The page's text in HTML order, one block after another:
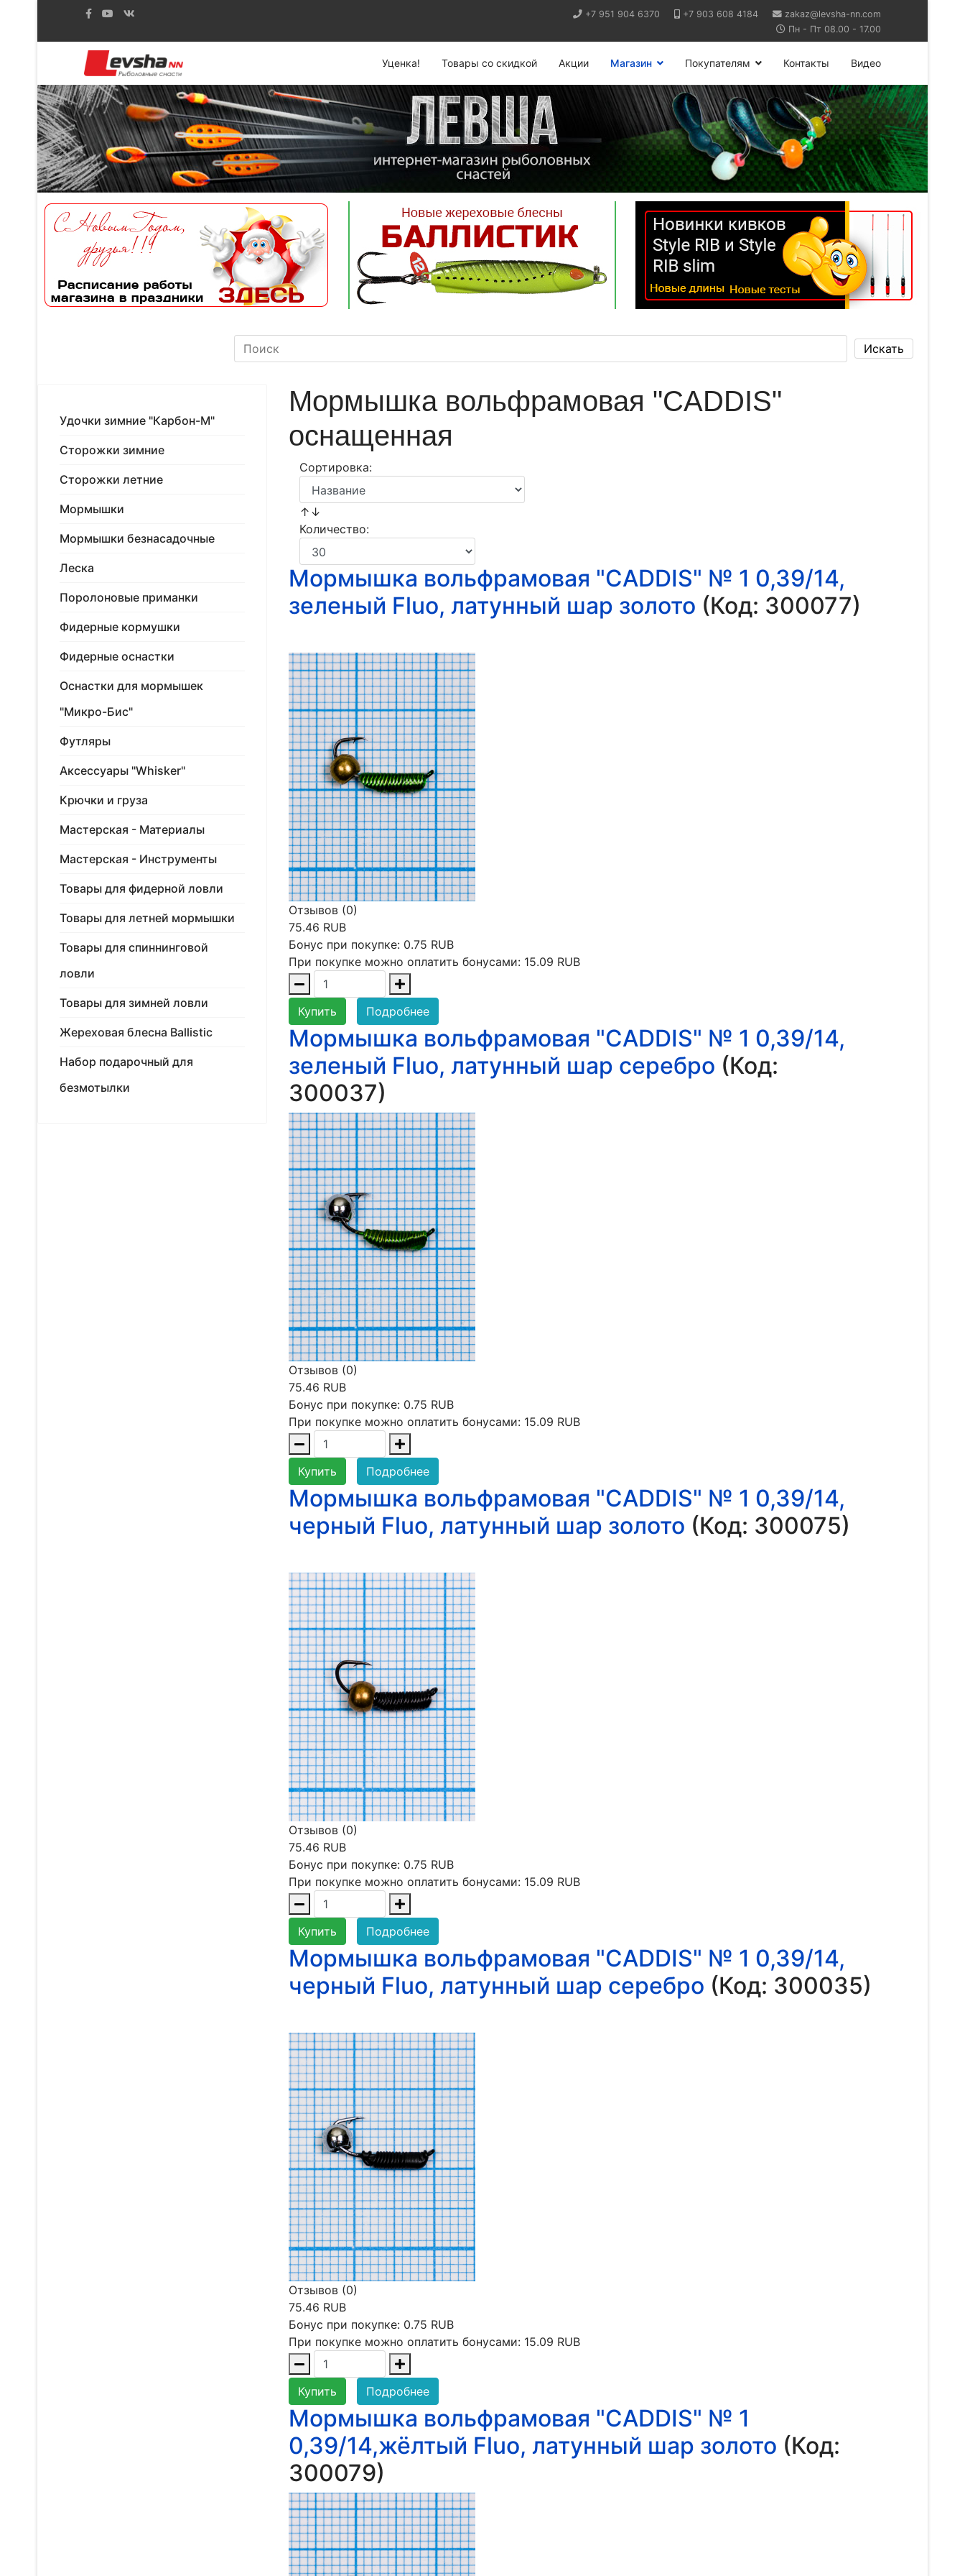
+7 951 904 6370 +7 903 608 4184
zakaz@levsha-nn.com
Пн - Пт 08.00 - 17.00
Уценка! Товары со скидкой Акции Магазин Покупателям Контакты Видео
Удочки зимние "Карбон-М"
Сторожки зимние
Сторожки летние
Мормышки
Мормышки безнасадочные
Леска
Поролоновые приманки
Фидерные кормушки
Фидерные оснастки
Оснастки для мормышек
"Микро-Бис"
Футляры
Аксессуары "Whisker"
Крючки и груза
Мастерская - Материалы
Мастерская - Инструменты
Товары для фидерной ловли
Товары для летней мормышки
Товары для спиннинговой
ловли
Товары для зимней ловли
Жереховая блесна Ballistic
Набор подарочный для
безмотылки
Мормышка вольфрамовая "CADDIS"
оснащенная
Сортировка:
↑↓
Количество:
Мормышка вольфрамовая "CADDIS" № 1 0,39/14,
зеленый Fluo, латунный шар золото (Код: 300077)
Отзывов (0)
75.46 RUB
Бонус при покупке: 0.75 RUB
При покупке можно оплатить бонусами: 15.09 RUB
Купить Подробнее
Мормышка вольфрамовая "CADDIS" № 1 0,39/14,
зеленый Fluo, латунный шар серебро (Код:
300037)
Отзывов (0)
75.46 RUB
Бонус при покупке: 0.75 RUB
При покупке можно оплатить бонусами: 15.09 RUB
Купить Подробнее
Мормышка вольфрамовая "CADDIS" № 1 0,39/14,
черный Fluo, латунный шар золото (Код: 300075)
Отзывов (0)
75.46 RUB
Бонус при покупке: 0.75 RUB
При покупке можно оплатить бонусами: 15.09 RUB
Купить Подробнее
Мормышка вольфрамовая "CADDIS" № 1 0,39/14,
черный Fluo, латунный шар серебро (Код: 300035)
Отзывов (0)
75.46 RUB
Бонус при покупке: 0.75 RUB
При покупке можно оплатить бонусами: 15.09 RUB
Купить Подробнее
Мормышка вольфрамовая "CADDIS" № 1
0,39/14,жёлтый Fluo, латунный шар золото (Код:
300079)